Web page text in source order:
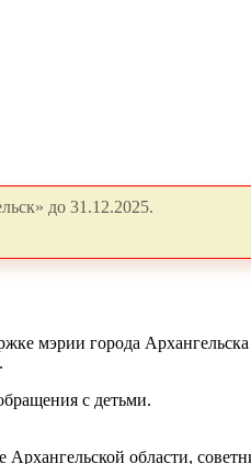
до 31.12.2025.
мэрии города
с детьми.
области,